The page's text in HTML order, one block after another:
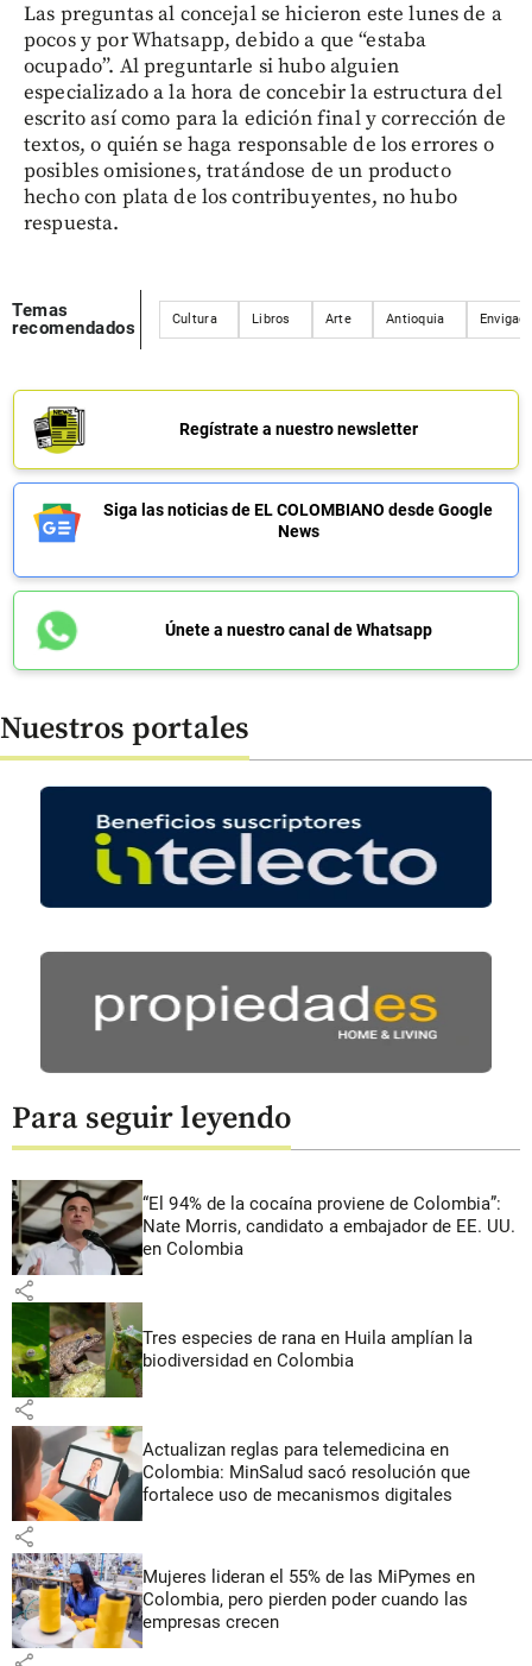
Las preguntas al concejal se hicieron este lunes de a
pocos y por Whatsapp, debido a que “estaba
ocupado”. Al preguntarle si hubo alguien
especializado a la hora de concebir la estructura del
escrito así como para la edición final y corrección de
textos, o quién se haga responsable de los errores o
posibles omisiones, tratándose de un producto
hecho con plata de los contribuyentes, no hubo
respuesta.
Temas
recomendados
Cultura Libros Arte Antioquia
Regístrate a nuestro newsletter
Siga las noticias de EL COLOMBIANO desde Google
News
Únete a nuestro canal de Whatsapp
Nuestros portales
Para seguir leyendo
“El 94% de la cocaína proviene de Colombia”:
Nate Morris, candidato a embajador de EE. UU.
en Colombia
share
Tres especies de rana en Huila amplían la
biodiversidad en Colombia
share
Actualizan reglas para telemedicina en
Colombia: MinSalud sacó resolución que
fortalece uso de mecanismos digitales
share
Mujeres lideran el 55% de las MiPymes en
Colombia, pero pierden poder cuando las
empresas crecen